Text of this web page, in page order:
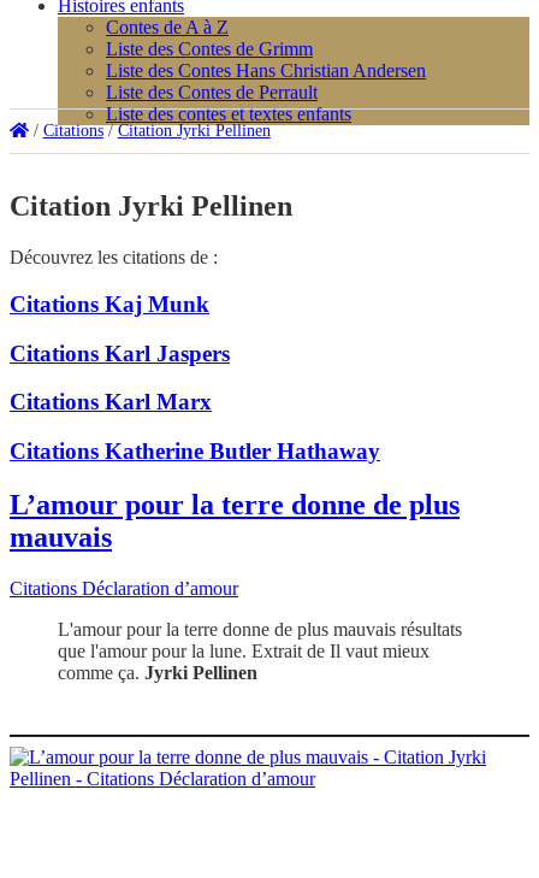
Histoires enfants
Contes de A à Z
Liste des Contes de Grimm
Liste des Contes Hans Christian Andersen
Liste des Contes de Perrault
Liste des contes et textes enfants
/ Citations/Citation Jyrki Pellinen
Citation Jyrki Pellinen
Découvrez les citations de :
Citations Kaj Munk
Citations Karl Jaspers
Citations Karl Marx
Citations Katherine Butler Hathaway
L’amour pour la terre donne de plus
mauvais
Citations Déclaration d’amour
L'amour pour la terre donne de plus mauvais résultats
que l'amour pour la lune. Extrait de Il vaut mieux
comme ça. Jyrki Pellinen